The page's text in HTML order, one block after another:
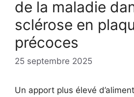
de la maladie
sclérose en
précoces
25 septembre 2025
Un apport plus élevé